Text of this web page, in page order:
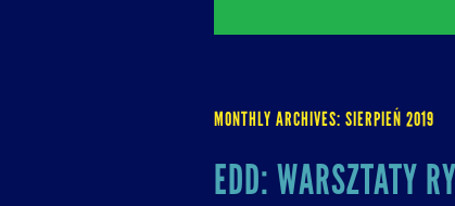
MONTHLY ARCHIVES: SIERPIEŃ 2019
EDD: WARSZTATY